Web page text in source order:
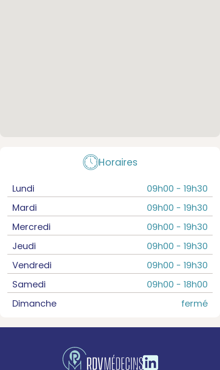
Horaires
Lundi 09h00 - 19h30
Mardi
09h00 - 19h30
Mercredi
09h00 - 19h30
Jeudi
09h00 - 19h30
Vendredi
09h00 - 19h30
Samedi
09h00 - 18h00
Dimanche
fermé